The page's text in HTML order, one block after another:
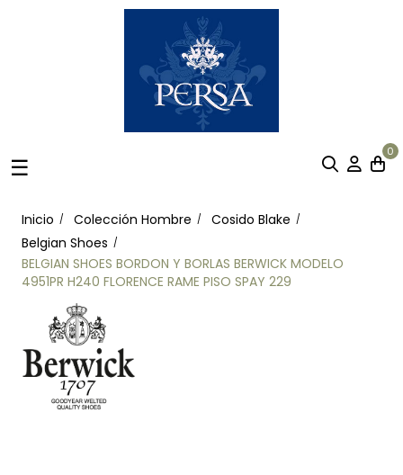
Navegación
palanca
☰
0
Inicio Colección Hombre
Cosido Blake
Belgian Shoes
BELGIAN SHOES BORDON Y BORLAS BERWICK MODELO
4951PR H240 FLORENCE RAME PISO SPAY 229